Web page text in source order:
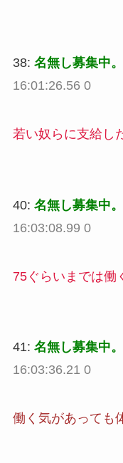
38: 名無し募集中。
16:01:26.56 0
若い奴らに支給し
40: 名無し募集中。
16:03:08.99 0
75ぐらいまでは働
41: 名無し募集中。
16:03:36.21 0
働く気があっても